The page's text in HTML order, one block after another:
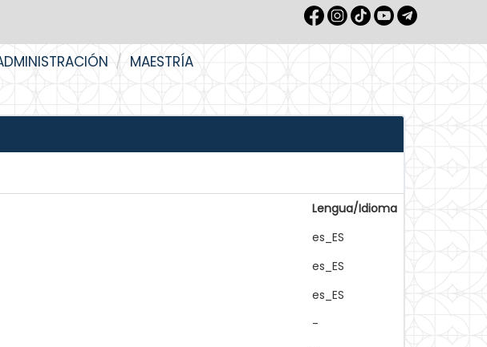
MAESTRÍA
Lengua/Idioma
es_ES
es_ES
es_ES
-